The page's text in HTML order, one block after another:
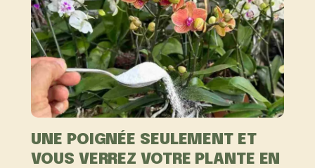
UNE POIGNÉE SEULEMENT ET
VOUS VERREZ VOTRE PLANTE EN